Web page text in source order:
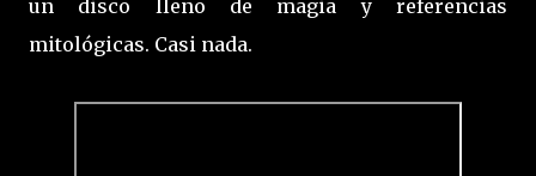
un disco lleno de magia y referencias
mitológicas. Casi nada.